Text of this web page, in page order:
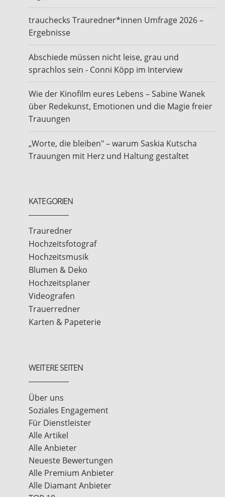
trauchecks Trauredner*innen Umfrage 2026 –
Ergebnisse
Abschiede müssen nicht leise, grau und
sprachlos sein - Conni Köpp im Interview
Wie der Kinofilm eures Lebens – Sabine Wanek
über Redekunst, Emotionen und die Magie freier
Trauungen
„Worte, die bleiben" – warum Saskia Kutscha
Trauungen mit Herz und Haltung gestaltet
KATEGORIEN
Trauredner
Hochzeitsfotograf
Hochzeitsmusik
Blumen & Deko
Hochzeitsplaner
Videografen
Trauerredner
Karten & Papeterie
WEITERE SEITEN
Über uns
Soziales Engagement
Für Dienstleister
Alle Artikel
Alle Anbieter
Neueste Bewertungen
Alle Premium Anbieter
Alle Diamant Anbieter